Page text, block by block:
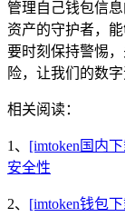
管理自己钱包信
资产的守护者，
要时刻保持警惕
险，让我们的数
相关阅读：
1、 [imtoken国内
安全性
2、 [imtoken钱包